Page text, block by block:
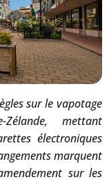
sur le vapotage
mettant
électroniques
marquent
sur les